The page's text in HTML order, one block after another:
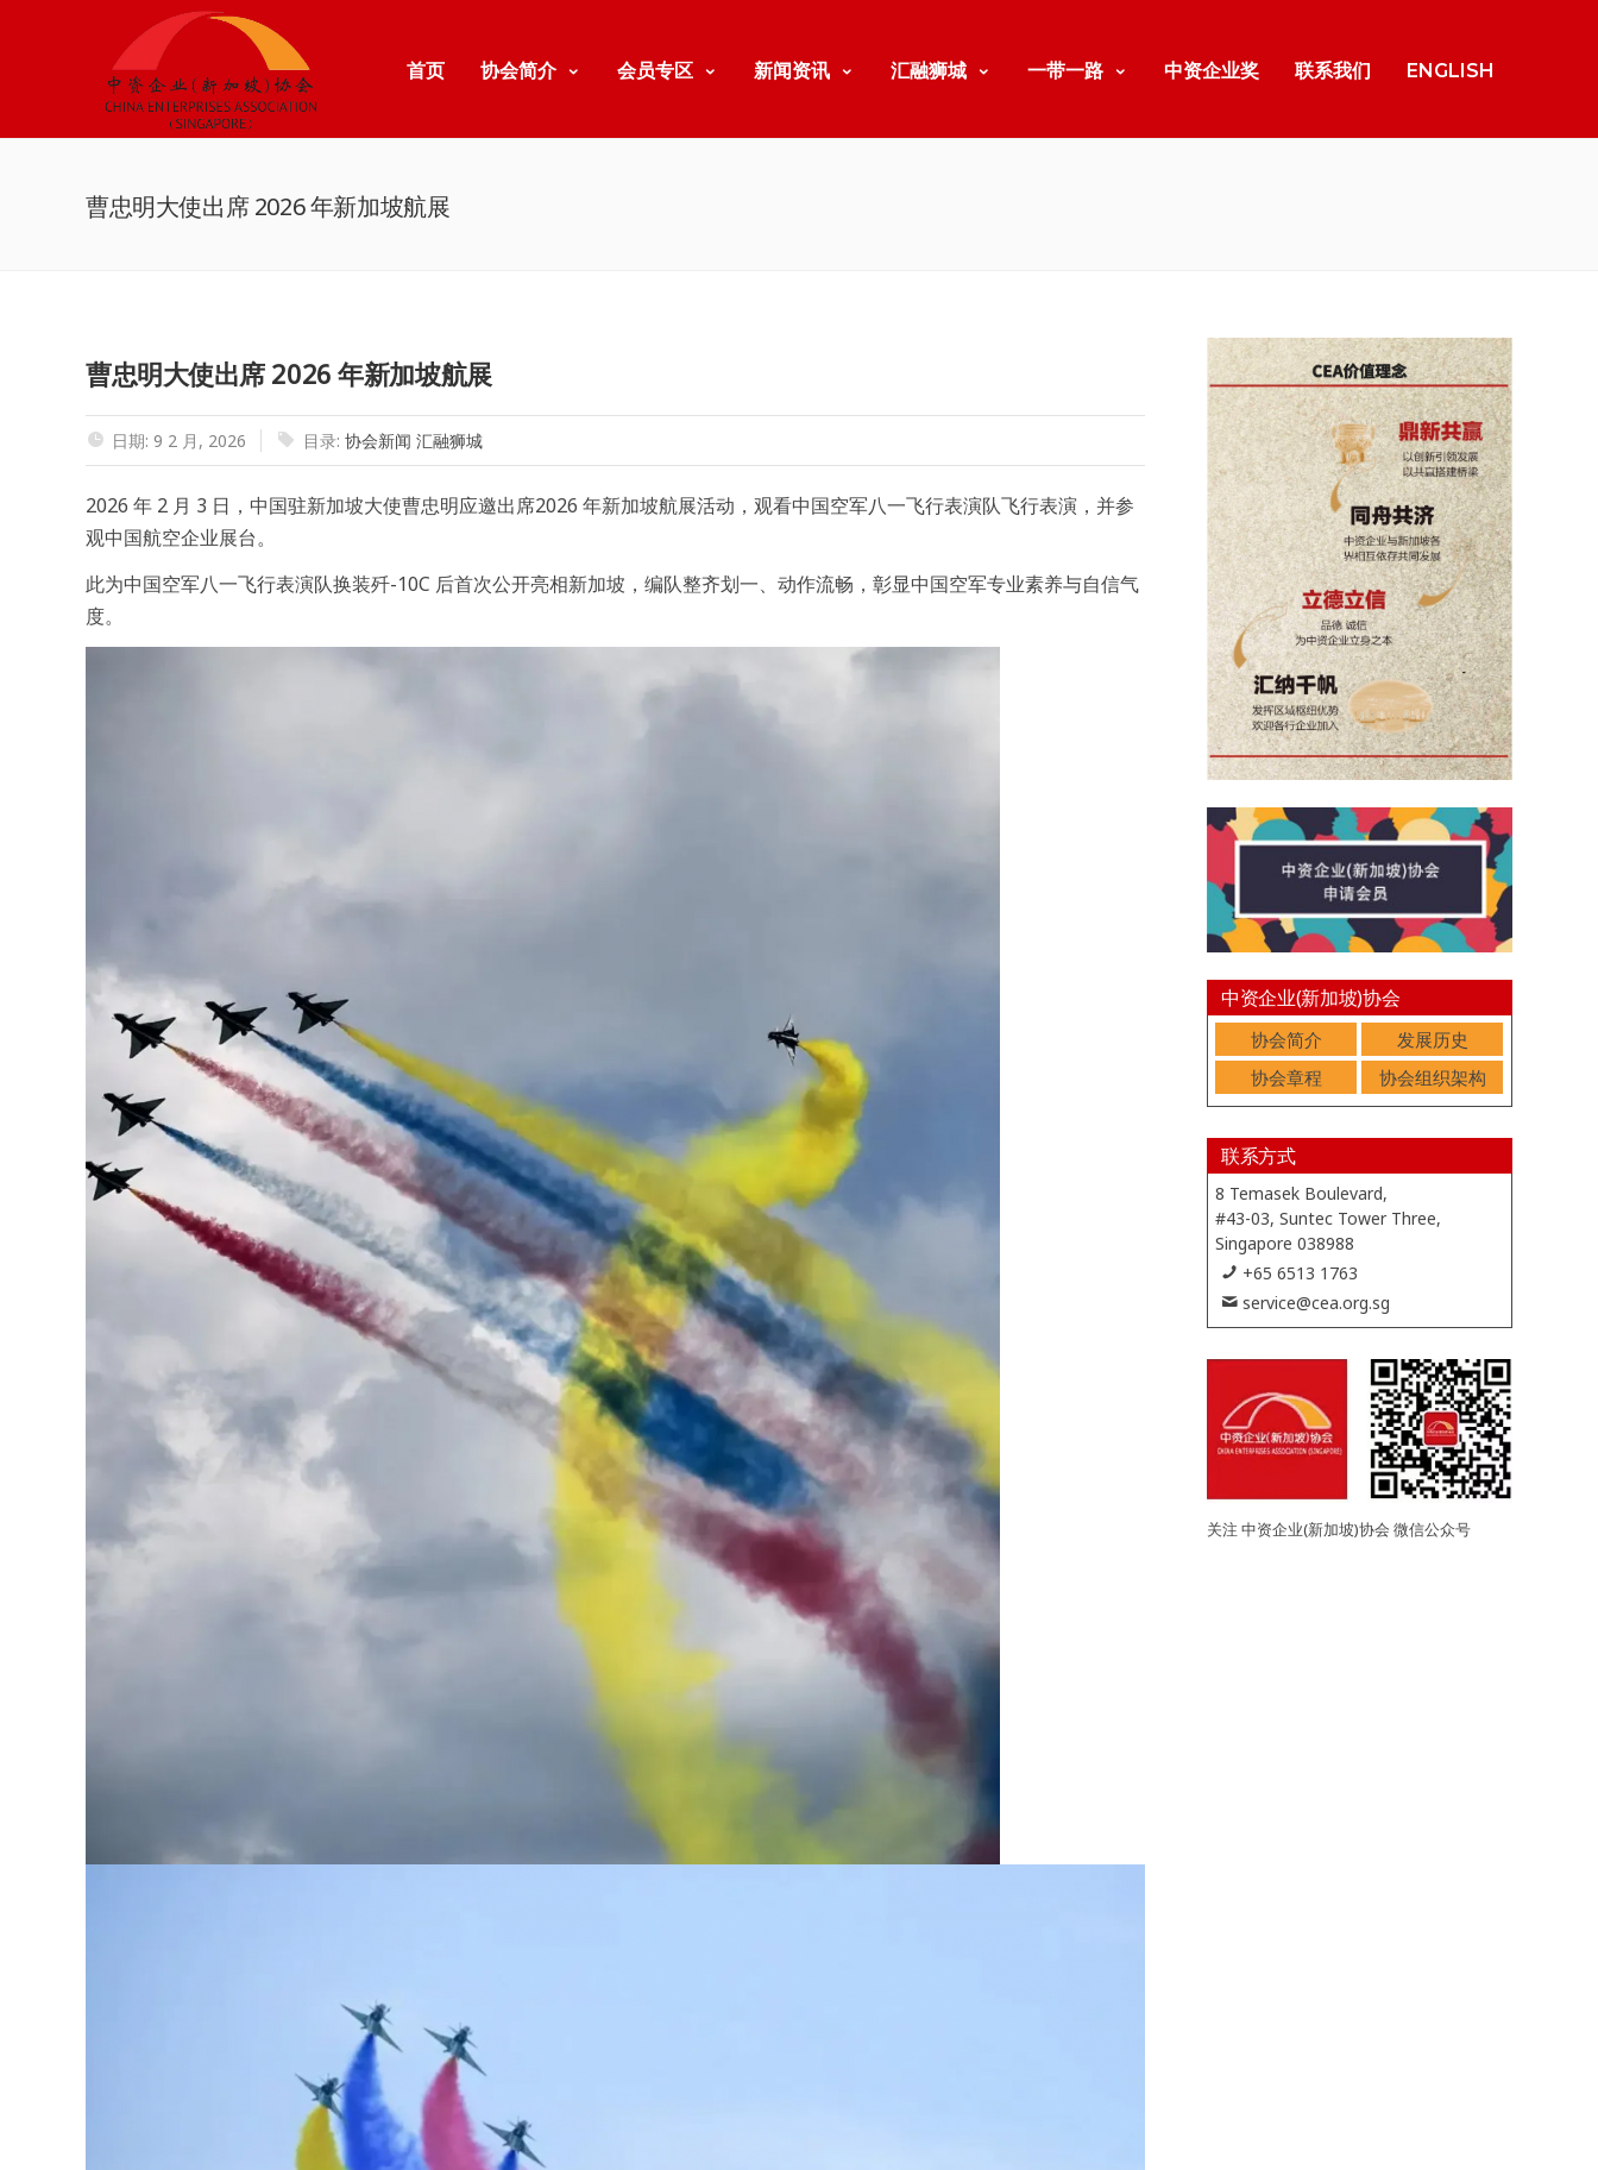
首页 协会简介 会员专区 新闻资讯 汇融狮城 一带一路 中资企业奖 联系我们 ENGLISH
曹忠明大使出席 2026 年新加坡航展
曹忠明大使出席 2026 年新加坡航展
日期: 9 2 月, 2026 目录: 协会新闻 汇融狮城
2026 年 2 月 3 日，中国驻新加坡大使曹忠明应邀出席2026 年新加坡航展活动，观看中国空军八一飞行表演队飞行表演，并参
观中国航空企业展台。
此为中国空军八一飞行表演队换装歼-10C 后首次公开亮相新加坡，编队整齐划一、动作流畅，彰显中国空军专业素养与自信气
度。
中资企业(新加坡)协会
协会简介
发展历史
协会章程
协会组织架构
联系方式
8 Temasek Boulevard,
#43-03, Suntec Tower Three,
Singapore 038988
+65 6513 1763
service@cea.org.sg
关注 中资企业(新加坡)协会 微信公众号